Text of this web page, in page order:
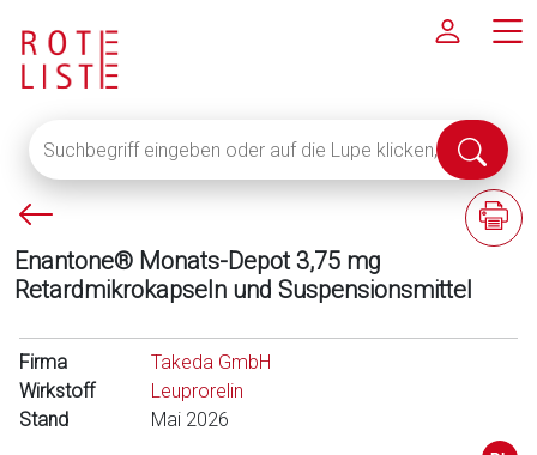
eingeben
oder
auf
die
Lupe
klicken,
um
alle
Fachinformationen
anzuzeigen
Suche
P
e
i
l
i
n
Enantone® Monats-Depot 3,75 mg
Retardmikrokapseln und Suspensionsmittel
F
a
r
Firma
Takeda GmbH
Wirkstoff
Leuprorelin
Stand
Mai 2026